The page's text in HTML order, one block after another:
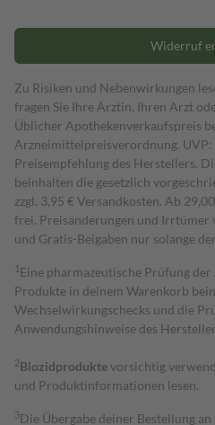
Widerruf
Zu Risiken und Nebenwirkungen
fragen Sie Ihre Ärztin, Ihren Arzt
Üblicher Apothekenverkaufspreis
Arzneimittelpreisverordnung.
Preisempfehlung des Herstellers.
beinhalten die gesetzlich
zzgl. 3,95 € Versandkosten. Ab
frei. Preisänderungen und Irrtümer
und Gratis-Beigaben nur solange
1 Eine pharmazeutische Prüfung
Produkte in deinem Warenkorb
Wechselwirkungschecks und die
Anwendungshinweise des
2Biozidproduktevorsichtig
und Produktinformationen lesen.
3Die Übergabe deiner Bestellung